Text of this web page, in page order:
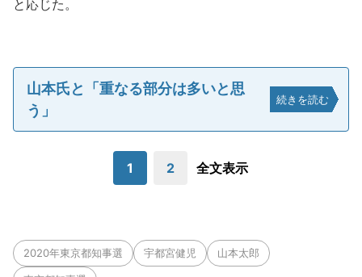
と応じた。
山本氏と「重なる部分は多いと思
う」
続きを読む
1 2 全文表示
2020年東京都知事選 宇都宮健児 山本太郎